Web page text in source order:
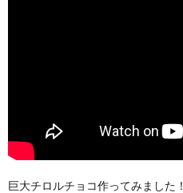
巨大チロルチョコ作ってみました！